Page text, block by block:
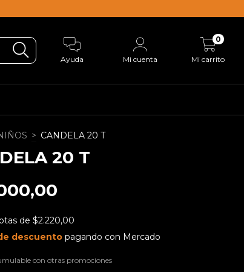
Ayuda Mi cuenta Mi carrito
0
> CANDELA 20 T
20 T
de $2.220,00
descuentopagando con Mercado
con otras promociones